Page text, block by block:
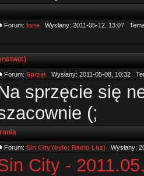
Forum: Inne Wysłany: 2011-05-12, 13:07
Forum: Sprzęt Wysłany: 2011-05-08, 10:32
sprzęcie się
(;
Forum: Sin City (bylo: Radio Luz) Wysłany:
City -